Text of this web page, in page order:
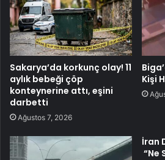
Sakarya’da korkunç olay! 11
aylık bebeği çöp
konteynerine attı, eşini
darbetti
Ağustos 7, 2026
Kişi
İran
“Ne